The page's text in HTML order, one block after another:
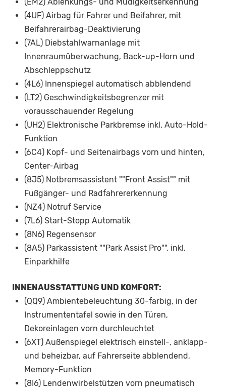
(4UF) Airbag für Fahrer und Beifahrer, mit
Beifahrerairbag-Deaktivierung
(7AL) Diebstahlwarnanlage mit
Innenraumüberwachung, Back-up-Horn und
Abschleppschutz
(4L6) Innenspiegel automatisch abblendend
(LT2) Geschwindigkeitsbegrenzer mit
vorausschauender Regelung
(UH2) Elektronische Parkbremse inkl. Auto-Hold-
Funktion
(6C4) Kopf- und Seitenairbags vorn und hinten,
Center-Airbag
(8J5) Notbremsassistent ""Front Assist"" mit
Fußgänger- und Radfahrererkennung
(NZ4) Notruf Service
(7L6) Start-Stopp Automatik
(8N6) Regensensor
(8A5) Parkassistent ""Park Assist Pro"", inkl.
Einparkhilfe
INNENAUSSTATTUNG UND KOMFORT:
(QQ9) Ambientebeleuchtung 30-farbig, in der
Instrumententafel sowie in den Türen,
Dekoreinlagen vorn durchleuchtet
(6XT) Außenspiegel elektrisch einstell-, anklapp-
und beheizbar, auf Fahrerseite abblendend,
Memory-Funktion
(8I6) Lendenwirbelstützen vorn pneumatisch